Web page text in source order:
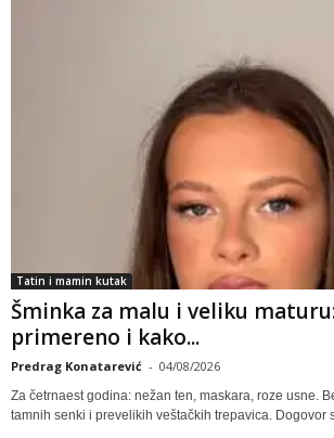
Tatin i mamin kutak
Šminka za malu i veliku
primereno i kako...
Predrag Konatarević - 04/08/2026
Za četrnaest godina: nežan ten, maskara, roze usne.
tamnih senki i prevelikih veštačkih trepavica. Dogovor